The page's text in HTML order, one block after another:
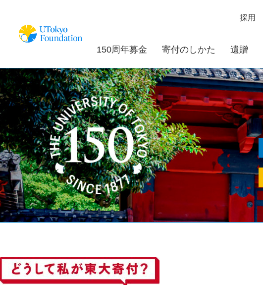
採用
150周年募金 寄付のしかた 遺贈